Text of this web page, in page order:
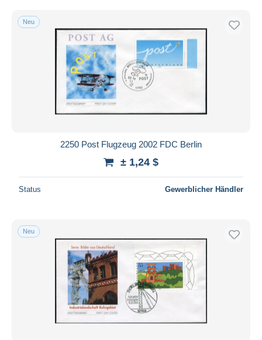
Neu
2250 Post Flugzeug 2002 FDC Berlin
± 1,24 $
Status Gewerblicher Händler
Neu